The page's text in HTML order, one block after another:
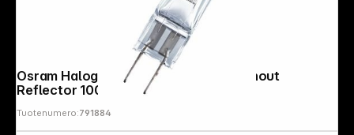
Osram Halogen HLX Lamp GY6.35 without
Reflector 100W 12V EVA
Tuotenumero:791884